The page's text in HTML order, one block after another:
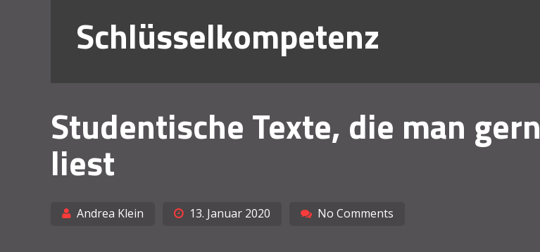
Schlüsselkompetenz
Studentische Texte, die man gern
liest
Andrea Klein 13. Januar 2020 No Comments